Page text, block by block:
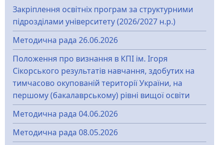
Закріплення освітніх програм за структурними
підрозділами університету (2026/2027 н.р.)
Методична рада 26.06.2026
Положення про визнання в КПІ ім. Ігоря
Сікорського результатів навчання, здобутих на
тимчасово окупованій території України, на
першому (бакалаврському) рівні вищої освіти
Методична рада 04.06.2026
Методична рада 08.05.2026